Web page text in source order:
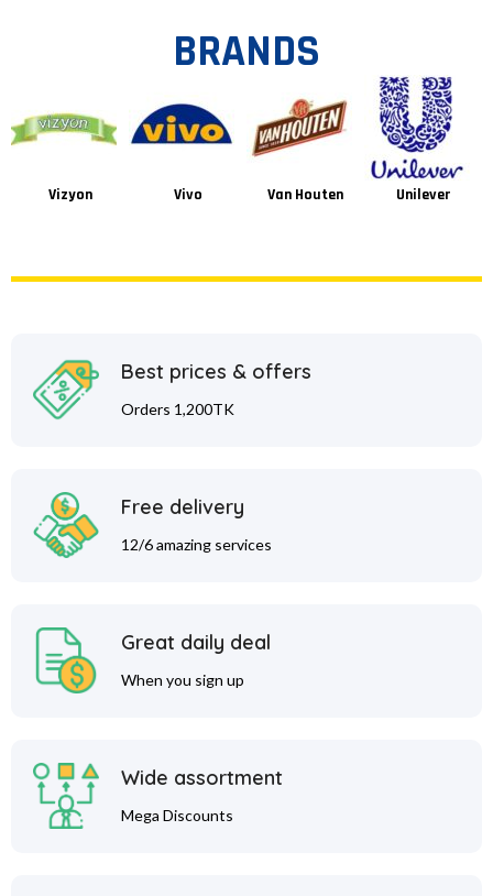
BRANDS
Vizyon Vivo Van Houten Unilever
Best prices & offers
Orders 1,200TK
Free delivery
12/6 amazing services
Great daily deal
When you sign up
Wide assortment
Mega Discounts